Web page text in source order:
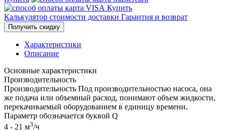
Купить
Калькулятор стоимости доставки Гарантия и возврат
Получить скидку
Характеристики
Описание
Основные характеристики
Производительность
Производительность Под производительностью насоса, она
же подача или объемный расход, понимают объем жидкости,
перекачиваемый оборудованием в единицу времени.
Параметр обозначается буквой Q
4 - 21 м3/ч